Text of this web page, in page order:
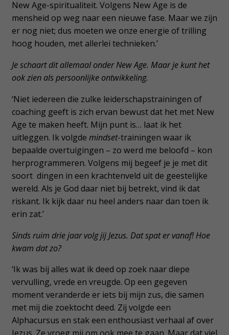
New Age-spiritualiteit. Volgens New Age is de
mensheid op weg naar een nieuwe fase. Maar we zijn
er nog niet; dus moeten we onze energie of trilling
hoog houden, met allerlei technieken.’
Je schaart dit allemaal onder New Age. Maar je kunt het
ook zien als persoonlijke ontwikkeling.
‘Niet iedereen die zulke leiderschapstrainingen of
coaching geeft is zich ervan bewust dat het met New
Age te maken heeft. Mijn punt is… laat ik het
uitleggen. Ik volgde mindset-trainingen waar ik
bepaalde overtuigingen – zo werd me beloofd – kon
herprogrammeren. Volgens mij begeef je je met dit
soort dingen in een krachtenveld uit de geestelijke
wereld. Als je God daar niet bij betrekt, vind ik dat
riskant. Ik kijk daar nu heel anders naar dan toen ik
erin zat.’
Sinds ruim drie jaar volg jij Jezus. Dat spat er vanaf! Hoe
kwam dat zo?
‘Ik was bij alles wat ik deed op zoek naar diepe
vervulling, vrede en vreugde. Op een gegeven
moment veranderde er iets bij mijn zus, die samen
met mij die zoektocht deed. Zij volgde een
Alphacursus en stak een enthousiast verhaal af over